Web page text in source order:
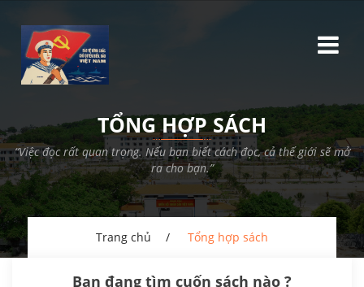
TỔNG HỢP SÁCH
“Việc đọc rất quan trọng. Nếu bạn biết cách đọc, cả thế giới sẽ mở
ra cho bạn.”
Trang chủ Tổng hợp sách
Bạn đang tìm cuốn sách nào ?